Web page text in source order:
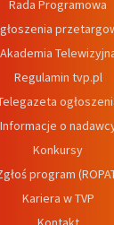
Rada Programowa
Akademia
Regulamin tvp.pl
Informacje o
Konkursy
program
Kariera w TVP